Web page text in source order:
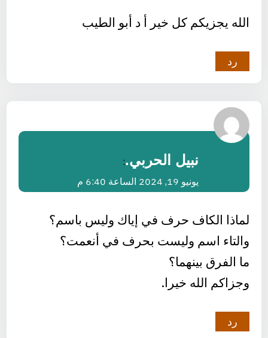
الله يجزيكم كل خير أ د أبو الطيب
رد
نبيل الحربي.:
يونيو 19, 2024 الساعة 6:40 م
لماذا الكاف حرف في إياك وليس باسم؟
والتاء اسم وليست بحرف في أنعمت؟
ما الفرق بينهما؟
وجزاكم الله خيرا.
رد